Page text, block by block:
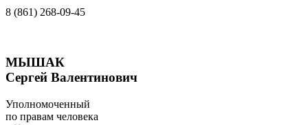
8 (861) 268-09-45
МЫШАК
Сергей Валентинович
Уполномоченный
по правам человека